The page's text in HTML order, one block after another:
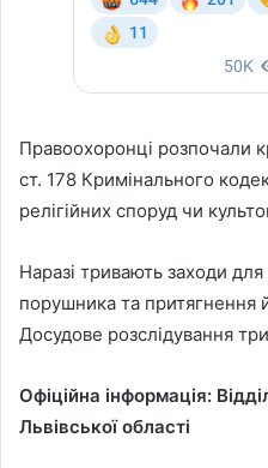
Правоохоронці розпочали
ст. 178 Кримінального
релігійних споруд чи
Наразі тривають заходи
порушника та притягнення
Досудове розслідування
Офіційна інформація:
Львівської області